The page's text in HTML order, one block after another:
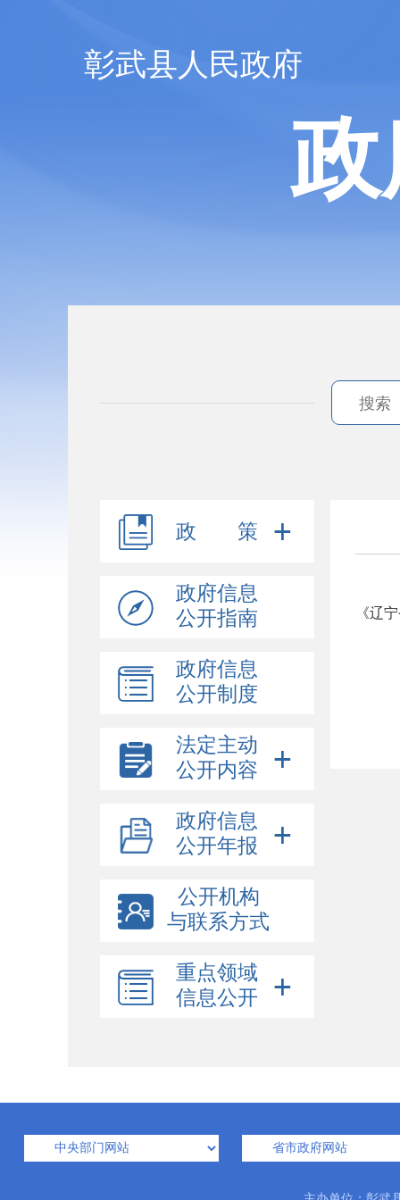
彰武县人民政府
政 策
政府信息
公开指南
政府信息
公开制度
法定主动
公开内容
政府信息
公开年报
公开机构
与联系方式
重点领域
信息公开
《辽